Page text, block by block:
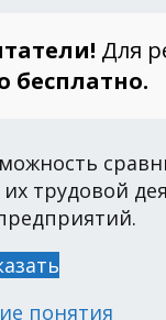
Для
бесплатно.
трудовой
понятия